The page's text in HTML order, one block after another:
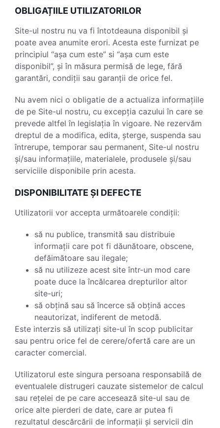
OBLIGAȚIILE UTILIZATORILOR
Site-ul nostru nu va fi întotdeauna disponibil și
poate avea anumite erori. Acesta este furnizat pe
principiul “așa cum este” si “așa cum este
disponibil”, și în măsura permisă de lege, fără
garantări, condiții sau garanții de orice fel.
Nu avem nici o obligatie de a actualiza informațiile
de pe Site-ul nostru, cu excepția cazului în care se
prevede altfel în legislația în vigoare. Ne rezervăm
dreptul de a modifica, edita, șterge, suspenda sau
întrerupe, temporar sau permanent, Site-ul nostru
și/sau informațiile, materialele, produsele și/sau
serviciile disponibile prin acesta.
DISPONIBILITATE ȘI DEFECTE
Utilizatorii vor accepta următoarele condiții:
să nu publice, transmită sau distribuie
informații care pot fi dăunătoare, obscene,
defăimătoare sau ilegale;
să nu utilizeze acest site într-un mod care
poate duce la încălcarea drepturilor altor
site-uri;
să obțină sau să încerce să obțină acces
neautorizat, indiferent de metodă.
Este interzis să utilizați site-ul în scop publicitar
sau pentru orice fel de cerere/ofertă care are un
caracter comercial.
Utilizatorul este singura persoana responsabilă de
eventualele distrugeri cauzate sistemelor de calcul
sau rețelei de pe care accesează site-ul sau de
orice alte pierderi de date, care ar putea fi
rezultatul descărcării de informații și servicii din